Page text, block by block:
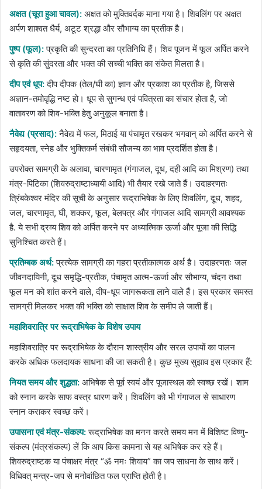
अक्षत (चूरा हुआ चावल): अक्षत को मुक्तिवर्दक माना गया है। शिवलिंग पर अक्षत
अर्पण शाश्वत धैर्य, अटूट श्रद्धा और सौभाग्य का प्रतीक है।
पुष्प (फूल):प्रकृति की सुन्दरता का प्रतिनिधि हैं। शिव पूजन में फूल अर्पित करने
से कृति की सुंदरता और भक्त की सच्ची भक्ति का संकेत मिलता है।
दीप एवं धूप:दीप दीपक (तेल/घी का) ज्ञान और प्रकाश का प्रतीक है, जिससे
अज्ञान-तमोवृद्धि नष्ट हो। धूप से सुगन्ध एवं पवित्रता का संचार होता है, जो
वातावरण को शिव-भक्ति हेतु अनुकूल बनाता है।
नैवेद्य (प्रसाद):नैवेद्य में फल, मिठाई या पंचामृत रखकर भगवान् को अर्पित करने से
सहृदयता, स्नेह और भुक्तिकर्म संबंधी सौजन्य का भाव प्रदर्शित होता है।
उपरोक्त सामग्री के अलावा, चारणामृत (गंगाजल, दूध, दही आदि का मिश्रण) तथा
मंत्र-पिटिका (शिवरुद्राष्टाध्यायी आदि) भी तैयार रखे जाते हैं। उदाहरणतः
त्रिंबकेश्वर मंदिर की सूची के अनुसार रूद्राभिषेक के लिए शिवलिंग, दूध, शहद,
जल, चारणामृत, घी, शक्कर, फूल, बेलपत्र और गंगाजल आदि सामग्री आवश्यक
है. ये सभी द्रव्य शिव को अर्पित करने पर अध्यात्मिक ऊर्जा और पूजा की सिद्धि
सुनिश्चित करते हैं।
प्रतिम्बक अर्थ:प्रत्येक सामग्री का गहरा प्रतीकात्मक अर्थ है। उदाहरणतः जल
जीवनदायिनी, दूध समृद्धि-प्रतीक, पंचामृत आत्म-ऊर्जा और सौभाग्य, चंदन तथा
फूल मन को शांत करने वाले, दीप-धूप जागरूकता लाने वाले हैं। इस प्रकार समस्त
सामग्री मिलकर भक्त की भक्ति को साक्षात शिव के समीप ले जाती हैं।
महाशिवरात्रि पर रूद्राभिषेक के विशेष उपाय
महाशिवरात्रि पर रूद्राभिषेक के दौरान शास्त्रीय और सरल उपायों का पालन
करके अधिक फलदायक साधना की जा सकती है। कुछ मुख्य सुझाव इस प्रकार हैं:
नियत समय और शुद्धता: अभिषेक से पूर्व स्वयं और पूजास्थल को स्वच्छ रखें। शाम
को स्नान करके साफ वस्त्र धारण करें। शिवलिंग को भी गंगाजल से साधारण
स्नान कराकर स्वच्छ करें।
उपासना एवं मंत्र-संकल्प:रूद्राभिषेक का मनन करते समय मन में विशिष्ट विष्णु-
संकल्प (मंत्रसंकल्प) लें कि आप किस कामना से यह अभिषेक कर रहे हैं।
शिवरुद्राष्टक या पंचाक्षर मंत्र “ॐ नमः शिवाय” का जप साधना के साथ करें।
विधिवत् मन्त्र-जप से मनोवांछित फल प्राप्‍ति होती है।